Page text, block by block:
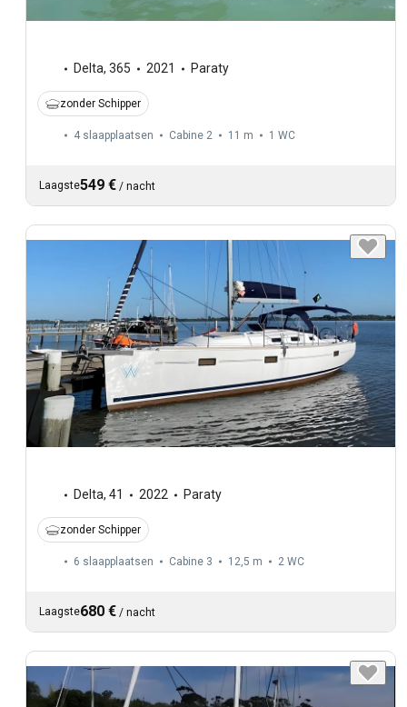
Delta, 365 2021 Paraty
zonder Schipper
4 slaapplaatsen Cabine 2 11 m 1 WC
Laagste549 € / nacht
Delta, 41 2022 Paraty
zonder Schipper
6 slaapplaatsen Cabine 3 12,5 m 2 WC
Laagste680 € / nacht